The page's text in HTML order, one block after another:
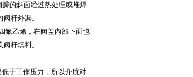
的斜面经过热处理或堆焊
杆外漏。
氟乙烯，在阀盖内部下面也
杆填料。
于工作压力，所以介质对